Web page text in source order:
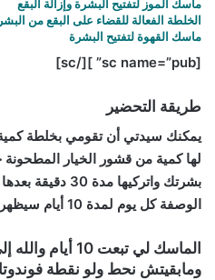
ماسك الموز لتفتيح البشرة وإزالة البقع
الخلطة الفعالة للقضاء على البقع من
ماسك القهوة لتفتيح البشرة
[sc name=”pub” ][/sc]
طريقة التحضير
يمكنك سيدتي أن تقومي بخلطة
لها كمية من قشور الخيار
بشرتك واتركيها
الوصفة كل يوم لمدة 10 أيام سيظهر لك الفرق.
الماسك لي تبعت
ومابقيتش نحط ولو نقطة